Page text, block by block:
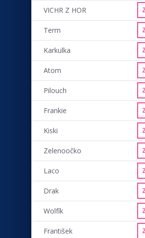
VICHR Z HOR
Term
Karkulka
Atom
Pilouch
Frankie
Kiski
Zelenoočko
Laco
Drak
Wolfík
František